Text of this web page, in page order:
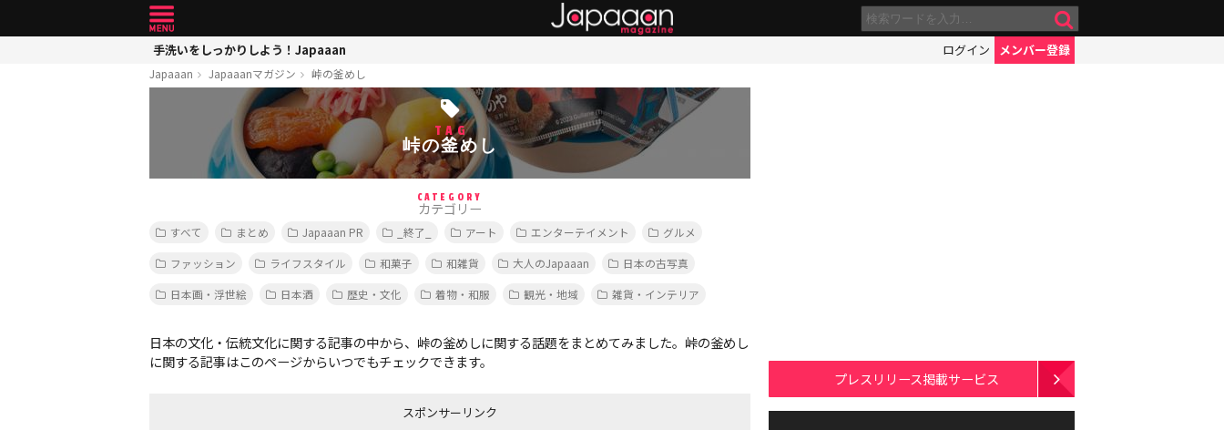
手洗いをしっかりしよう！Japaaan ログイン メンバー登録
Japaaan Japaaanマガジン 峠の釜めし
TAG
峠の釜めし
CATEGORY
カテゴリー
すべて まとめ Japaaan PR _終了_ アート エンターテイメント
グルメ
ファッション
ライフスタイル 和菓子 和雑貨 大人のJapaaan
日本の古写真
日本画・浮世絵
日本酒 歴史・文化 着物・和服 観光・地域 雑貨・インテリア
日本の文化・伝統文化に関する記事の中から、峠の釜めしに関する話題をまとめてみました。峠の釜めし
に関する記事はこのページからいつでもチェックできます。
スポンサーリンク
プレスリリース掲載サービス